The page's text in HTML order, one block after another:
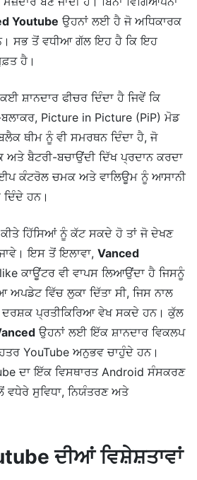
Youtube ਉਹਨਾਂ ਲਈ ਹੈ ਜੋ ਅਧਿਕਾਰਕ
ਸਭ ਤੋਂ ਵਧੀਆ ਗੱਲ ਇਹ ਹੈ ਕਿ ਇਹ
ਹੈ।
ਕਈ ਸ਼ਾਨਦਾਰ ਫੀਚਰ ਦਿੰਦਾ ਹੈ ਜਿਵੇਂ ਕਿ
Picture in Picture (PiP) ਮੋਡ
ਥੀਮ ਨੂੰ ਵੀ ਸਮਰਥਨ ਦਿੰਦਾ ਹੈ, ਜੋ
ਅਤੇ ਬੈਟਰੀ-ਬਚਾਉਂਦੀ ਦਿੱਖ ਪ੍ਰਦਾਨ ਕਰਦਾ
ਕੰਟਰੋਲ ਚਮਕ ਅਤੇ ਵਾਲਿਊਮ ਨੂੰ ਆਸਾਨੀ
ਦਿੰਦੇ ਹਨ।
ਕੀਤੇ ਹਿੱਸਿਆਂ ਨੂੰ ਕੱਟ ਸਕਦੇ ਹੋ ਤਾਂ ਜੋ ਦੇਖਣ
ਇਸ ਤੋਂ ਇਲਾਵਾ, Vanced
ਕਾਊਂਟਰ ਵੀ ਵਾਪਸ ਲਿਆਉਂਦਾ ਹੈ ਜਿਸਨੂੰ
ਅਪਡੇਟ ਵਿੱਚ ਲੁਕਾ ਦਿੱਤਾ ਸੀ, ਜਿਸ ਨਾਲ
ਦਰਸ਼ਕ ਪ੍ਰਤੀਕਿਰਿਆ ਵੇਖ ਸਕਦੇ ਹਨ। ਕੁੱਲ
ਉਹਨਾਂ ਲਈ ਇੱਕ ਸ਼ਾਨਦਾਰ ਵਿਕਲਪ
YouTube ਅਨੁਭਵ ਚਾਹੁੰਦੇ ਹਨ।
ਦਾ ਇੱਕ ਵਿਸਥਾਰਤ Android ਸੰਸਕਰਣ
ਵਧੇਰੇ ਸੁਵਿਧਾ, ਨਿਯੰਤਰਣ ਅਤੇ
ਦੀਆਂ ਵਿਸ਼ੇਸ਼ਤਾਵਾਂ